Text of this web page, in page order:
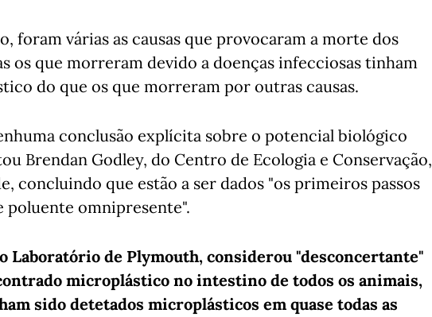
foram várias as causas que provocaram a morte dos
os que morreram devido a doenças infecciosas tinham
do que os que morreram por outras causas.
conclusão explícita sobre o potencial biológico
Brendan Godley, do Centro de Ecologia e Conservação,
concluindo que estão a ser dados "os primeiros passos
poluente omnipresente".
Laboratório de Plymouth, considerou "desconcertante"
microplástico no intestino de todos os animais,
sido detetados microplásticos em quase todas as